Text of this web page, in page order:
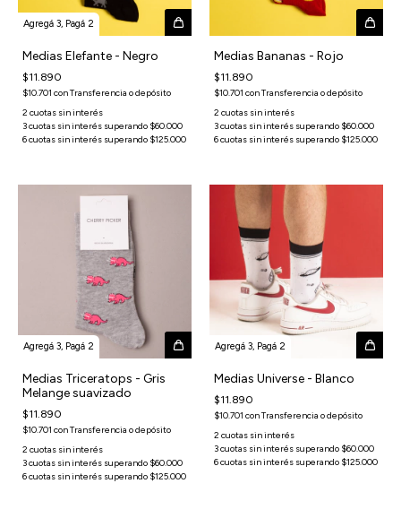
Agregá 3, Pagá 2
Medias Elefante - Negro
$11.890
$10.701 conTransferencia o depósito
Medias Bananas - Rojo
$11.890
$10.701 conTransferencia o depósito
Agregá 3, Pagá 2
Medias Triceratops - Gris
Melange suavizado
$11.890
$10.701 conTransferencia o depósito
Agregá 3, Pagá 2
Medias Universe - Blanco
$11.890
$10.701 conTransferencia o depósito